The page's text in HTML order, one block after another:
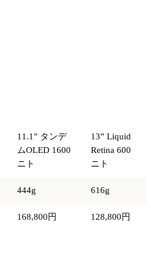
11.1” タンデ
ムOLED 1600
ニト
13” Liquid
Retina 600
ニト
444g 616g
168,800円 128,800円